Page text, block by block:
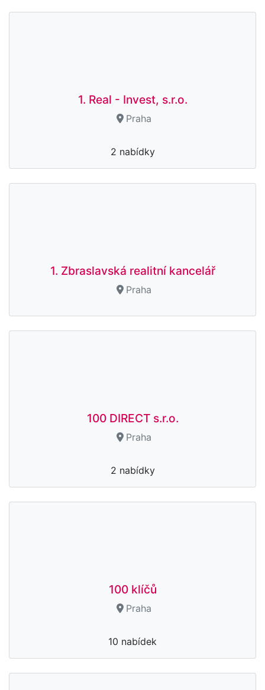
1. Real - Invest, s.r.o.
Praha
2 nabídky
1. Zbraslavská realitní kancelář
Praha
100 DIRECT s.r.o.
Praha
2 nabídky
100 klíčů
Praha
10 nabídek